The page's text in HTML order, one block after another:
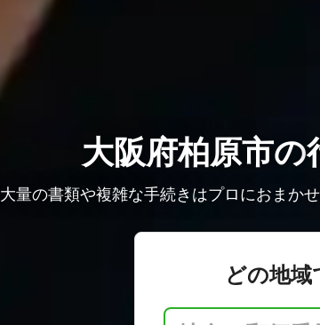
大阪府柏原市の
大量の書類や複雑な手続きはプロにおまか
どの地域